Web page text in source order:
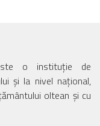
este o instituție de
și la nivel național,
oltean și cu